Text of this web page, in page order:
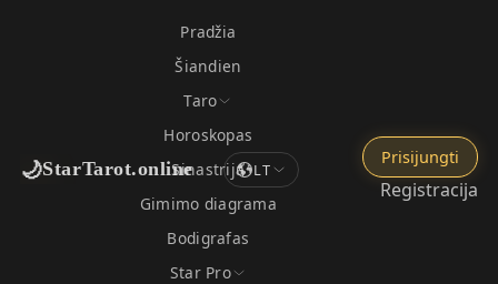
🌙StarTarot.online
Pradžia
Šiandien
Taro
Horoskopas
Sinastrija
Gimimo diagrama
Bodigrafas
Star Pro
LT
Prisijungti
Registracija